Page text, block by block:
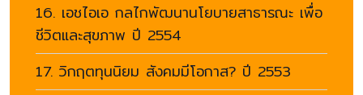
16. เอชไอเอ กลไกพัฒนานโยบายสาธารณะ เพื่อ
ชีวิตและสุขภาพ ปี 2554
17. วิกฤตทุนนิยม สังคมมีโอกาส? ปี 2553